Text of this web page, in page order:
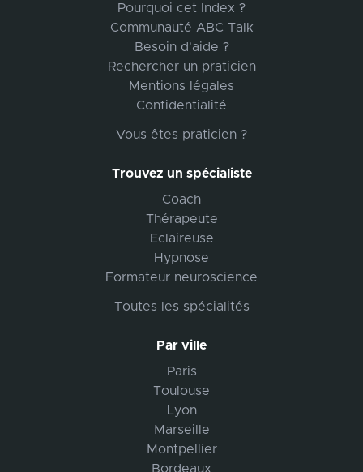
Pourquoi cet Index ?
Communauté ABC Talk
Besoin d'aide ?
Rechercher un praticien
Mentions légales
Confidentialité
Vous êtes praticien ?
Trouvez un spécialiste
Coach
Thérapeute
Eclaireuse
Hypnose
Formateur neuroscience
Toutes les spécialités
Par ville
Paris
Toulouse
Lyon
Marseille
Montpellier
Bordeaux